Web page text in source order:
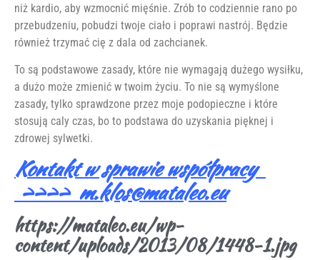
niż kardio, aby wzmocnić mięśnie. Zrób to codziennie rano po
przebudzeniu, pobudzi twoje ciało i poprawi nastrój. Będzie
również trzymać cię z dala od zachcianek.
To są podstawowe zasady, które nie wymagają dużego wysiłku,
a dużo może zmienić w twoim życiu. To nie są wymyślone
zasady, tylko sprawdzone przez moje podopieczne i które
stosują caly czas, bo to podstawa do uzyskania pięknej i
zdrowej sylwetki.
Kontakt w sprawie współpracy
>>>> m.klos@mataleo.eu
https://mataleo.eu/wp-
content/uploads/2013/08/1448-1.jpg